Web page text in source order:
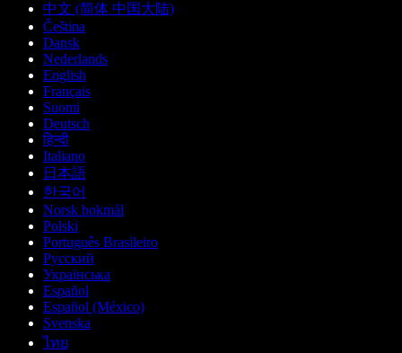
中文 (简体 中国大陆)
Čeština
Dansk
Nederlands
English
Français
Suomi
Deutsch
हिन्दी
Italiano
日本語
한국어
Norsk bokmål
Polski
Português Brasileiro
Русский
Українська
Español
Español (México)
Svenska
ไทย